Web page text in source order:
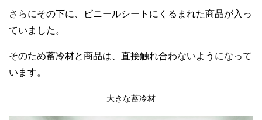
さらにその下に、ビニールシートにくるまれた商品が入っ
ていました。
そのため蓄冷材と商品は、直接触れ合わないようになって
います。
大きな蓄冷材